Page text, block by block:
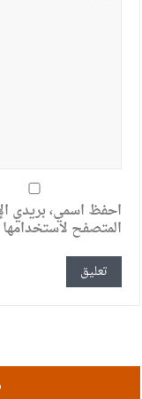
احفظ اسمي، بريدي
المتصفح لاستخدامها